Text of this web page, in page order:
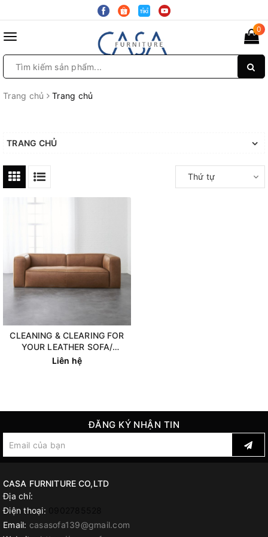
Toggle
0
Trang chủ Trang chủ
TRANG CHỦ
Thứ tự
CLEANING & CLEARING FOR
YOUR LEATHER SOFA/
HƯỚNG DẪN CHĂM SÓC, VỆ
Liên hệ
ĐĂNG KÝ NHẬN TIN
CASA FURNITURE CO,LTD
Địa chỉ:
Điện thoại:
Email: casasofa139@gmail.com